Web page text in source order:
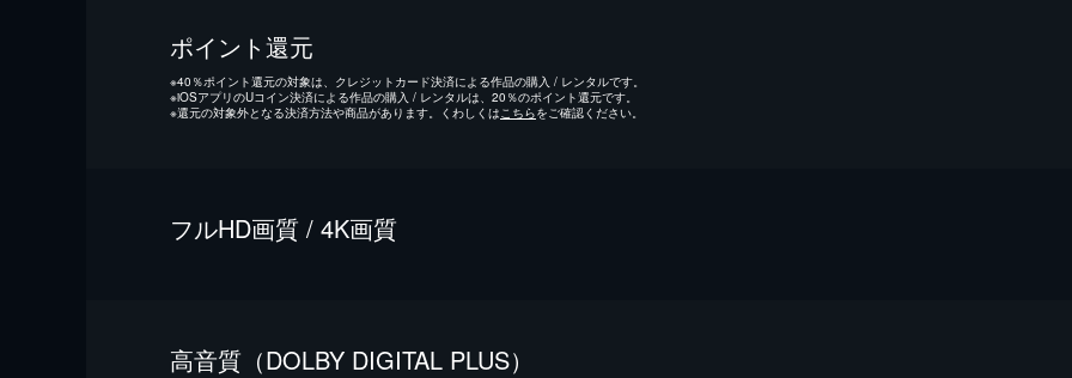
ポイント還元
※40％ポイント還元の対象は、クレジットカード決済による作品の購入 / レンタルです。
※iOSアプリのUコイン決済による作品の購入 / レンタルは、20％のポイント還元です。
※還元の対象外となる決済方法や商品があります。くわしくは こちらをご確認ください。
フルHD画質 / 4K画質
⾼⾳質（DOLBY DIGITAL PLUS）